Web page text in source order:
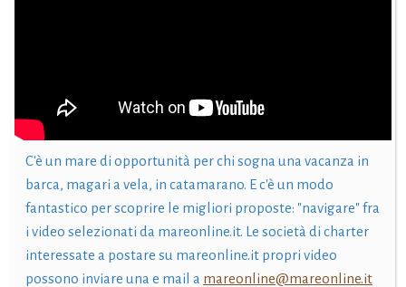
C'è un mare di opportunità per chi sogna una vacanza in
barca, magari a vela, in catamarano. E c'è un modo
fantastico per scoprire le migliori proposte: "navigare" fra
i video selezionati da mareonline.it. Le società di charter
interessate a postare su mareonline.it propri video
possono inviare una e mail a mareonline@mareonline.it